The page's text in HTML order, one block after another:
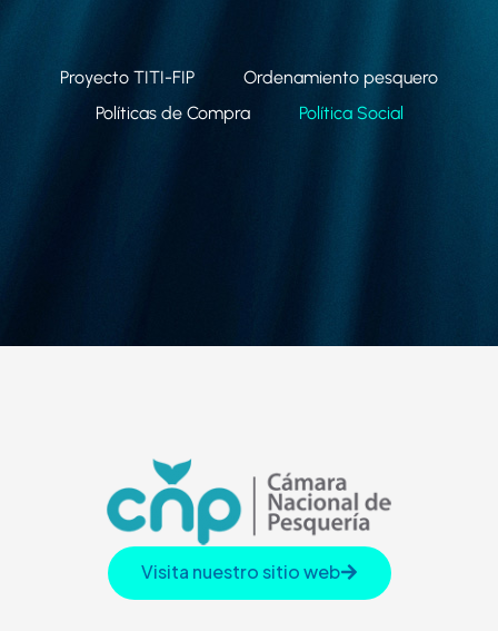
Proyecto TITI-FIP
Ordenamiento pesquero
Políticas de Compra
Política Social
Visita nuestro sitio web